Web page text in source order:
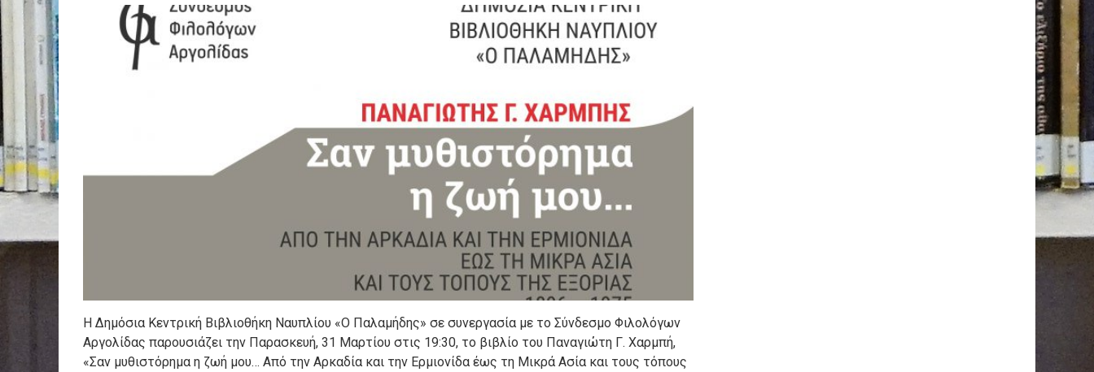
Η Δημόσια Κεντρική Βιβλιοθήκη Ναυπλίου «Ο Παλαμήδης» σε συνεργασία με το Σύνδεσμο Φιλολόγων
Αργολίδας παρουσιάζει την Παρασκευή, 31 Μαρτίου στις 19:30, το βιβλίο του Παναγιώτη Γ. Χαρμπή,
«Σαν μυθιστόρημα η ζωή μου… Από την Αρκαδία και την Ερμιονίδα έως τη Μικρά Ασία και τους τόπους